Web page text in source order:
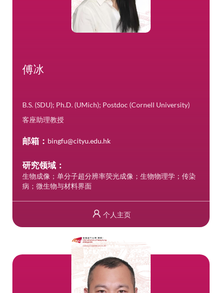
傅冰
B.S. (SDU); Ph.D. (UMich); Postdoc (Cornell University)
客座助理教授
邮箱： bingfu@cityu.edu.hk
研究领域：
生物成像；单分子超分辨率荧光成像；生物物理学；传染
病；微生物与材料界面
个人主页